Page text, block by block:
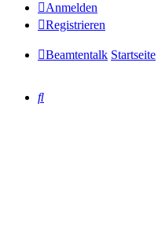
Anmelden
Registrieren
Beamtentalk Startseite
Suche